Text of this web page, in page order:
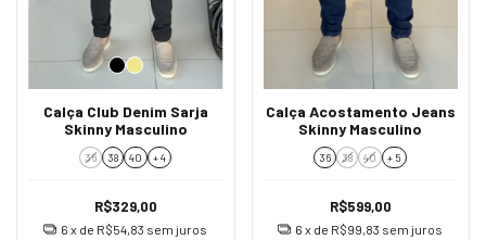
Calça Club Denim Sarja
Skinny Masculino
36 38 40 + 4
R$329,00
6 x de R$54,83 sem juros
Calça Acostamento Jeans
Skinny Masculino
36 38 40 + 5
R$599,00
6 x de R$99,83 sem juros